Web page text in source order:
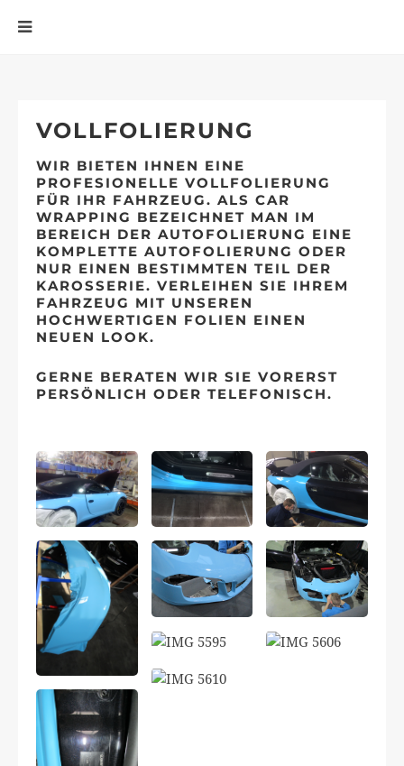
VOLLFOLIERUNG
WIR BIETEN IHNEN EINE
PROFESIONELLE VOLLFOLIERUNG
FÜR IHR FAHRZEUG. ALS CAR
WRAPPING BEZEICHNET MAN IM
BEREICH DER AUTOFOLIERUNG EINE
KOMPLETTE AUTOFOLIERUNG ODER
NUR EINEN BESTIMMTEN TEIL DER
KAROSSERIE. VERLEIHEN SIE IHREM
FAHRZEUG MIT UNSEREN
HOCHWERTIGEN FOLIEN EINEN
NEUEN LOOK.
GERNE BERATEN WIR SIE VORERST
PERSÖNLICH ODER TELEFONISCH.